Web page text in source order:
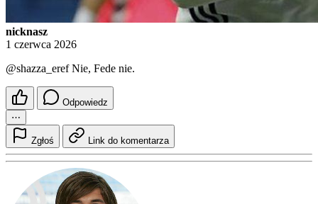
nicknasz
1 czerwca 2026
@shazza_erefNie, Fede nie.
Odpowiedz
⋯
Zgłoś Link do komentarza